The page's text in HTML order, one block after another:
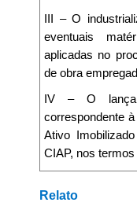
III – O
eventuais
aplicadas no
de obra
IV – O
correspondente
Ativo
CIAP, nos
Relato